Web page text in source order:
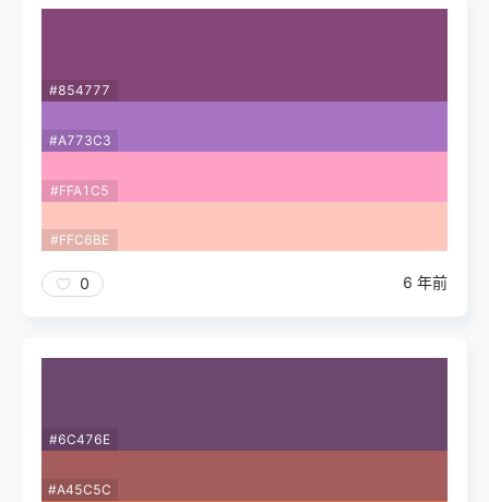
#854777
#A773C3
#FFA1C5
#FFC6BE
0 6 年前
#6C476E
#A45C5C